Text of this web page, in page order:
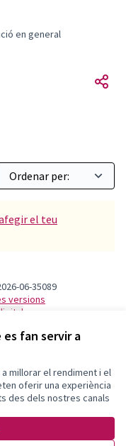
fan servir a
millorar el rendiment i el
oferir una experiència
des dels nostres canals
Bertrand
en filtrar per: Població en
en general
el teu
06-35089
versions